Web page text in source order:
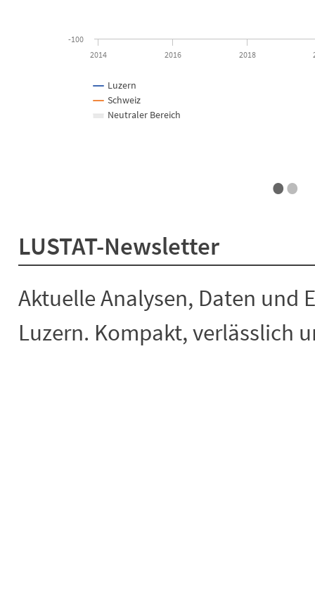
Luzern
Schweiz
Neutraler Bereich
2014 2016 2018
-100
••
LUSTAT-Newsletter
Aktuelle Analysen, Daten und
Luzern. Kompakt, verlässlich